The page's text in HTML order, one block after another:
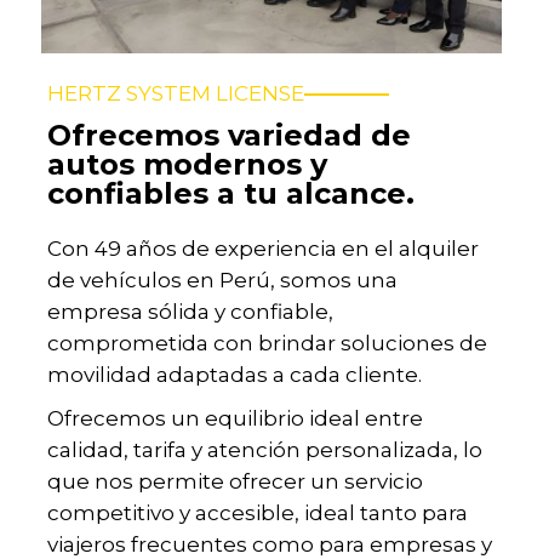
HERTZ SYSTEM LICENSE
Ofrecemos variedad de
autos modernos y
confiables a tu alcance.
Con 49 años de experiencia en el alquiler
de vehículos en Perú, somos una
empresa sólida y confiable,
comprometida con brindar soluciones de
movilidad adaptadas a cada cliente.
Ofrecemos un equilibrio ideal entre
calidad, tarifa y atención personalizada, lo
que nos permite ofrecer un servicio
competitivo y accesible, ideal tanto para
viajeros frecuentes como para empresas y